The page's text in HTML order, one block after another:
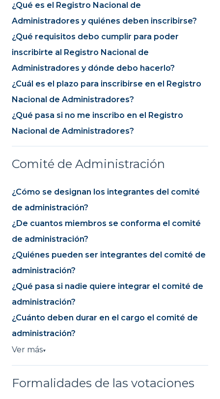
¿Qué es el Registro Nacional de
Administradores y quiénes deben inscribirse?
¿Qué requisitos debo cumplir para poder
inscribirte al Registro Nacional de
Administradores y dónde debo hacerlo?
¿Cuál es el plazo para inscribirse en el Registro
Nacional de Administradores?
¿Qué pasa si no me inscribo en el Registro
Nacional de Administradores?
Comité de Administración
¿Cómo se designan los integrantes del comité
de administración?
¿De cuantos miembros se conforma el comité
de administración?
¿Quiénes pueden ser integrantes del comité de
administración?
¿Qué pasa si nadie quiere integrar el comité de
administración?
¿Cuánto deben durar en el cargo el comité de
administración?
Ver más▼
Formalidades de las votaciones